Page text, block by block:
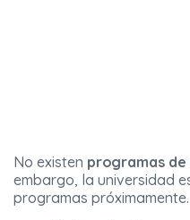
No existen programas
embargo, la universidad
programas próximamente.